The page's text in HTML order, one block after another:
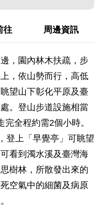
往 周邊資訊
，園內林木扶疏，步
，依山勢而行，高低
望山下彰化平原及臺
。登山步道設施相當
全程約需2個小時。
登上「早覺亭」可眺望
看到濁水溪及臺灣海
樹林，所散發出來的
空氣中的細菌及病原